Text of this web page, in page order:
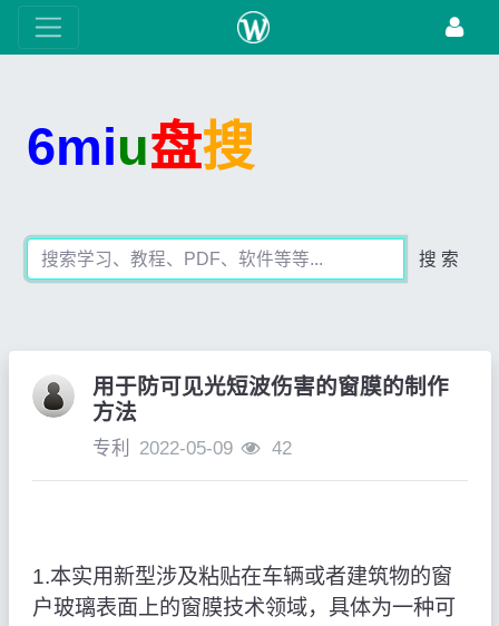
6miu盘搜
搜 索
用于防可见光短波伤害的窗膜的制作
方法
专利 2022-05-09 42
1.本实用新型涉及粘贴在车辆或者建筑物的窗
户玻璃表面上的窗膜技术领域，具体为一种可